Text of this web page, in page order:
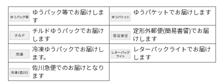
ゆうパック等でお届けしま
す
ゆうパケットでお届けします
チルドゆうパックでお届け
します
定形外郵便(簡易書留)でお届
けします
冷凍ゆうパックでお届けし
ます。
レターパックライトでお届け
します
佐川急便でのお届けとなり
ます